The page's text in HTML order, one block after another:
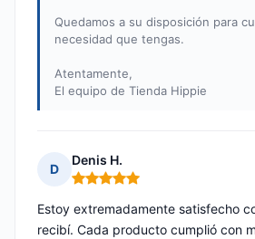
Quedamos a su disposición para
necesidad que tengas.
Atentamente,
El equipo de Tienda Hippie
D
Denis H.
Nota: 5 de 5
Estoy extremadamente satisfecho
recibí. Cada producto cumplió con